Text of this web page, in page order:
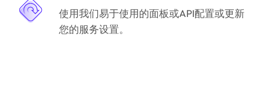
使用我们易于使用的面板或API配置或更新
您的服务设置。